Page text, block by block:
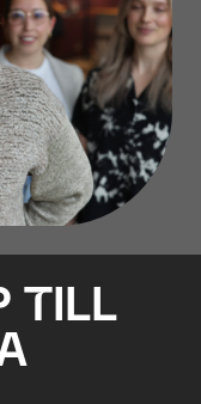
TILL